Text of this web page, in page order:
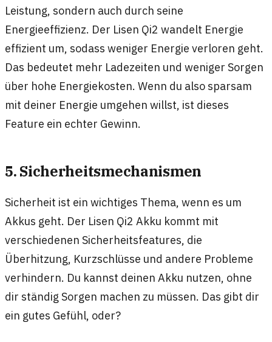
Leistung, sondern auch durch seine
Energieeffizienz. Der Lisen Qi2 wandelt Energie
effizient um, sodass weniger Energie verloren geht.
Das bedeutet mehr Ladezeiten und weniger Sorgen
über hohe Energiekosten. Wenn du also sparsam
mit deiner Energie umgehen willst, ist dieses
Feature ein echter Gewinn.
5. Sicherheitsmechanismen
Sicherheit ist ein wichtiges Thema, wenn es um
Akkus geht. Der Lisen Qi2 Akku kommt mit
verschiedenen Sicherheitsfeatures, die
Überhitzung, Kurzschlüsse und andere Probleme
verhindern. Du kannst deinen Akku nutzen, ohne
dir ständig Sorgen machen zu müssen. Das gibt dir
ein gutes Gefühl, oder?